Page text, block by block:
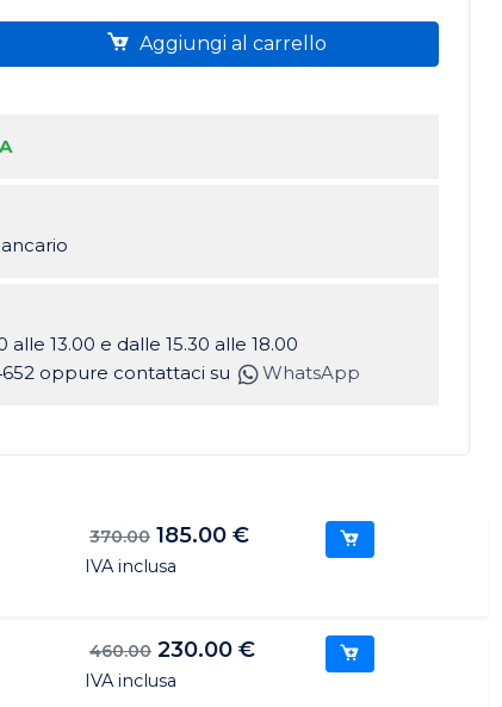
Aggiungi al carrello
alle 13.00 e dalle 15.30 alle 18.00
oppure contattaci su
WhatsApp
370.00 185.00 €
IVA inclusa
460.00 230.00 €
IVA inclusa